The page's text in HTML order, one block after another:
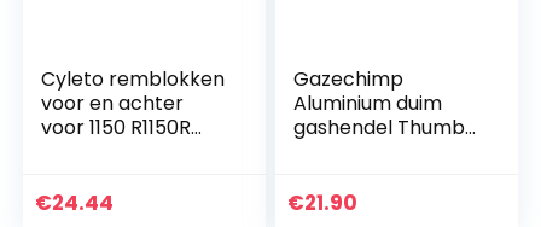
Cyleto remblokken
voor en achter
voor 1150 R1150R
2006 / R1150 RS
€24.44
Gazechimp
Aluminium duim
gashendel Thumb
reserveonderdeel
€21.90